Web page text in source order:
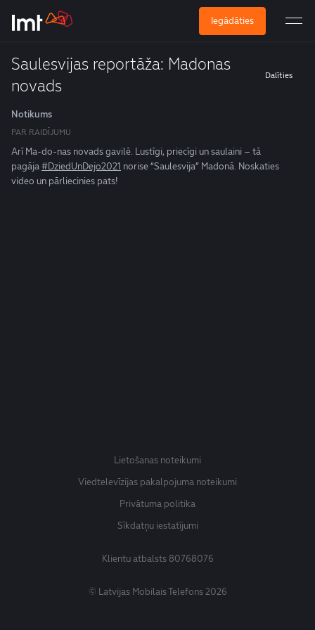
Iegādāties
Saulesvijas reportāža: Madonas
novads
Dalīties
Notikums
PAR RAIDĪJUMU
Arī Ma-do-nas novads gavilē. Lustīgi, priecīgi un saulaini – tā
pagāja#DziedUnDejo2021 norise “Saulesvija” Madonā. Noskaties
video un pārliecinies pats!
Lietošanas noteikumi
Viedtelevīzijas pakalpojuma noteikumi
Privātuma politika
Sīkdatņu iestatījumi
Klientu atbalsts80768076
© Latvijas Mobilais Telefons 2026